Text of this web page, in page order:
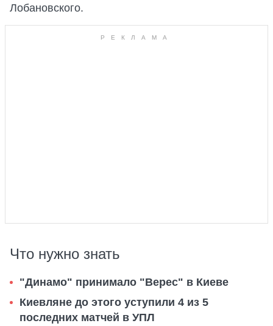
Лобановского.
Что нужно знать
"Динамо" принимало "Верес" в Киеве
Киевляне до этого уступили 4 из 5
последних матчей в УПЛ